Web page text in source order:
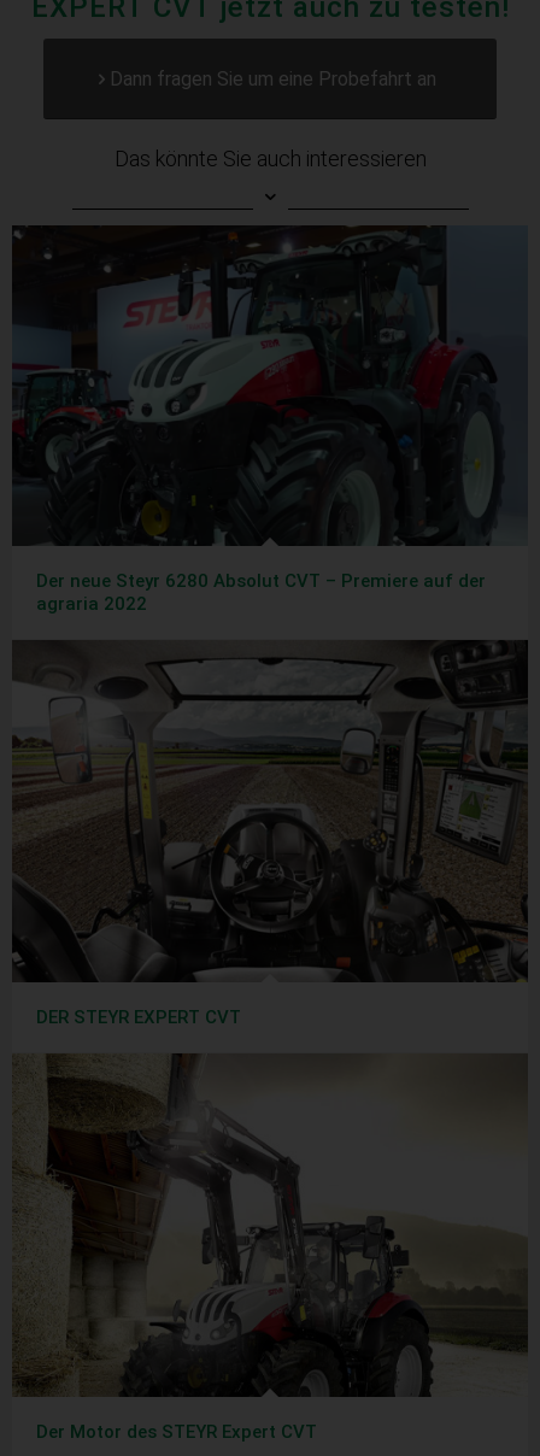
EXPERT CVT jetzt auch zu testen!
Dann fragen Sie um eine Probefahrt an
Das könnte Sie auch interessieren
Der neue Steyr 6280 Absolut CVT – Premiere auf der
agraria 2022
DER STEYR EXPERT CVT
Der Motor des STEYR Expert CVT